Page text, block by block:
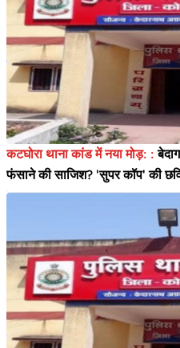
कटघोरा थाना कांड में नया मोड़: :
फंसाने की साजिश? 'सुपर कॉप' की